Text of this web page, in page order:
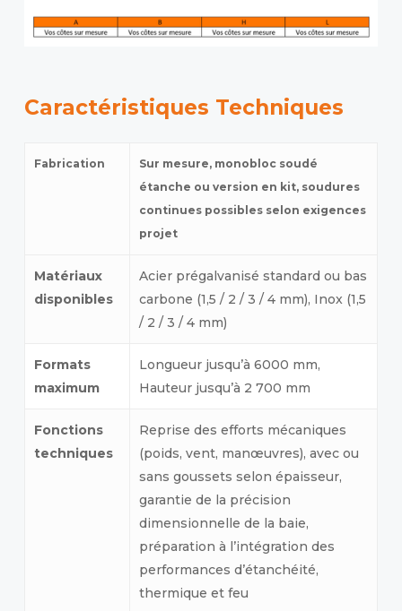
Caractéristiques Techniques
Fabrication
Sur mesure, monobloc soudé
étanche ou version en kit, soudures
continues possibles selon exigences
projet
Matériaux
disponibles
Acier prégalvanisé standard ou bas
carbone (1,5 / 2 / 3 / 4 mm), Inox (1,5
/ 2 / 3 / 4 mm)
Formats
maximum
Longueur jusqu’à 6000 mm,
Hauteur jusqu’à 2 700 mm
Fonctions
techniques
Reprise des efforts mécaniques
(poids, vent, manœuvres), avec ou
sans goussets selon épaisseur,
garantie de la précision
dimensionnelle de la baie,
préparation à l’intégration des
performances d’étanchéité,
thermique et feu